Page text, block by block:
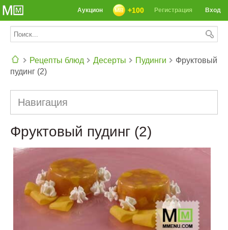
Вход
Регистрация
+100
Аукцион
Рецепты блюд Десерты Пудинги
Фруктовый
пудинг (2)
Навигация
Фруктовый пудинг (2)